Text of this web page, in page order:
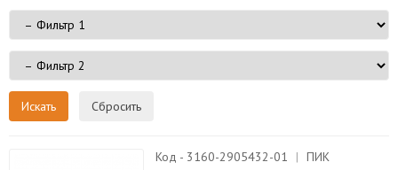
Сбросить
Код - 3160-2905432-01 | ПИК